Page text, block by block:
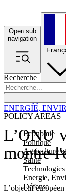
Open sub
navigation
Recherche
POLICY AREAS
Economie
Politique
Agriculture
Santé
Technologies
Energie,
Défense
L’ONU
montre
L’objectif
ENERGIE,